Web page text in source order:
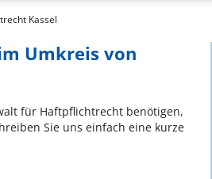
Kassel
Umkreis von
für Haftpflichtrecht benötigen,
Sie uns einfach eine kurze